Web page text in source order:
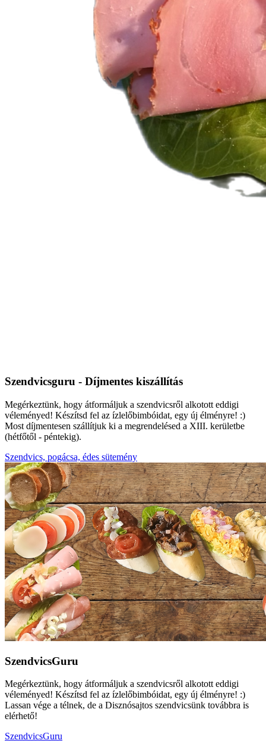
Szendvicsguru - Díjmentes kiszállítás
Megérkeztünk, hogy átformáljuk a szendvicsről alkotott eddigi
véleményed! Készítsd fel az ízlelőbimbóidat, egy új élményre! :)
Most díjmentesen szállítjuk ki a megrendelésed a XIII. kerületbe
(hétfőtől - péntekig).
Szendvics, pogácsa, édes sütemény
SzendvicsGuru
Megérkeztünk, hogy átformáljuk a szendvicsről alkotott eddigi
véleményed! Készítsd fel az ízlelőbimbóidat, egy új élményre! :)
Lassan vége a télnek, de a Disznósajtos szendvicsünk továbbra is
elérhető!
SzendvicsGuru